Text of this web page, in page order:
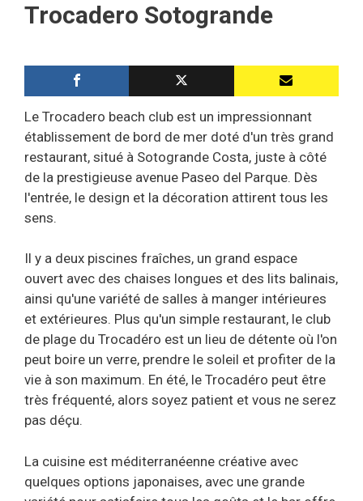
Trocadero Sotogrande
Le Trocadero beach club est un impressionnant
établissement de bord de mer doté d'un très grand
restaurant, situé à Sotogrande Costa, juste à côté
de la prestigieuse avenue Paseo del Parque. Dès
l'entrée, le design et la décoration attirent tous les
sens.
Il y a deux piscines fraîches, un grand espace
ouvert avec des chaises longues et des lits balinais,
ainsi qu'une variété de salles à manger intérieures
et extérieures. Plus qu'un simple restaurant, le club
de plage du Trocadéro est un lieu de détente où l'on
peut boire un verre, prendre le soleil et profiter de la
vie à son maximum. En été, le Trocadéro peut être
très fréquenté, alors soyez patient et vous ne serez
pas déçu.
La cuisine est méditerranéenne créative avec
quelques options japonaises, avec une grande